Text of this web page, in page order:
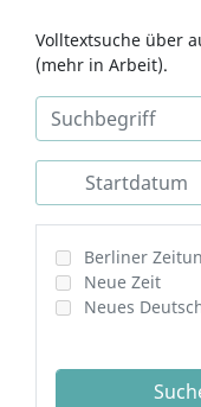
Volltextsuche über
(mehr in Arbeit).
Berliner
Neue Zeit
Neues